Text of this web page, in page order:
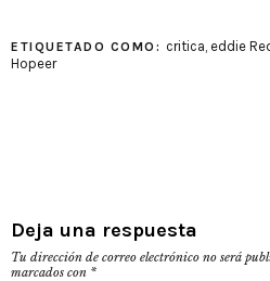
ETIQUETADO COMO: critica, eddie
Hopeer
Deja una respuesta
Tu dirección de correo electrónico no será
marcados con *